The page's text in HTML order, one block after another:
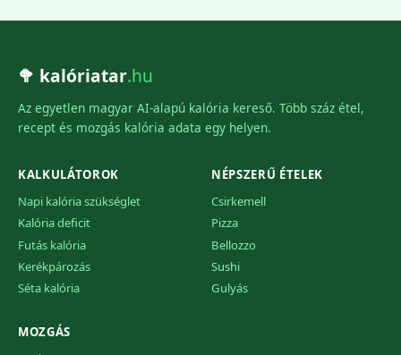
🥦 kalóriatar.hu
Az egyetlen magyar AI-alapú kalória kereső. Több száz étel,
recept és mozgás kalória adata egy helyen.
KALKULÁTOROK
Napi kalória szükséglet
Kalória deficit
Futás kalória
Kerékpározás
Séta kalória
NÉPSZERŰ ÉTELEK
Csirkemell
Pizza
Bellozzo
Sushi
Gulyás
MOZGÁS